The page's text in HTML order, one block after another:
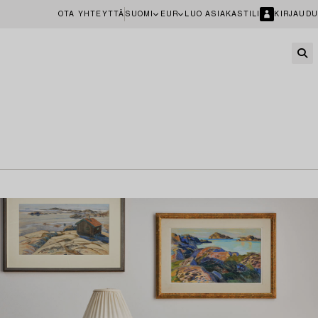
OTA YHTEYTTÄ SUOMI EUR LUO ASIAKASTILI KIRJAUDU